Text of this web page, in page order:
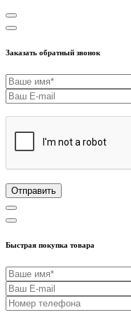
Заказать обратный звонок
Отправить
Быстрая покупка товара